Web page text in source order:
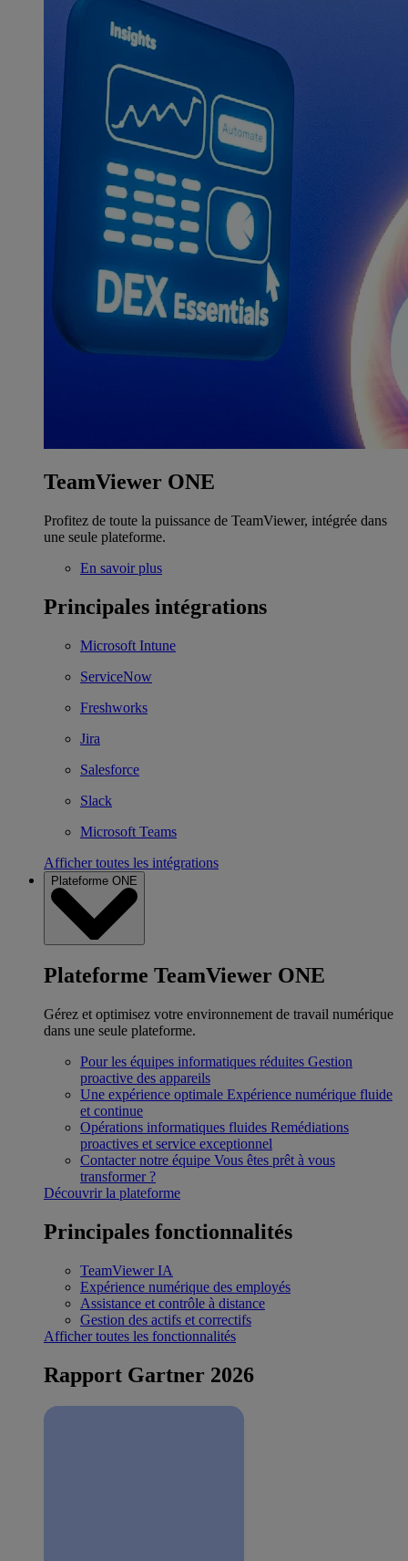
TeamViewer ONE
Profitez de toute la puissance de TeamViewer, intégrée dans
une seule plateforme.
En savoir plus
Principales intégrations
Microsoft Intune
ServiceNow
Freshworks
Jira
Salesforce
Slack
Microsoft Teams
Afficher toutes les intégrations
Plateforme ONE
Plateforme TeamViewer ONE
Gérez et optimisez votre environnement de travail numérique
dans une seule plateforme.
Pour les équipes informatiques réduites Gestion
proactive des appareils
Une expérience optimale Expérience numérique fluide
et continue
Opérations informatiques fluides Remédiations
proactives et service exceptionnel
Contacter notre équipe Vous êtes prêt à vous
transformer ?
Découvrir la plateforme
Principales fonctionnalités
TeamViewer IA
Expérience numérique des employés
Assistance et contrôle à distance
Gestion des actifs et correctifs
Afficher toutes les fonctionnalités
Rapport Gartner 2026